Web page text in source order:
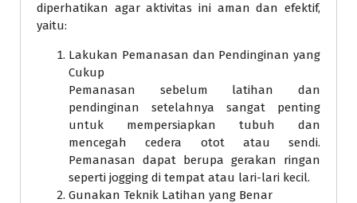
diperhatikan agar aktivitas ini aman dan efektif,
yaitu:
Lakukan Pemanasan dan Pendinginan yang
Cukup
Pemanasan sebelum latihan dan
pendinginan setelahnya sangat penting
untuk mempersiapkan tubuh dan
mencegah cedera otot atau sendi.
Pemanasan dapat berupa gerakan ringan
seperti jogging di tempat atau lari-lari kecil.
Gunakan Teknik Latihan yang Benar